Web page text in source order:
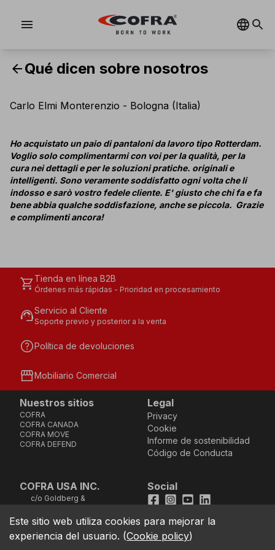
menu
arrow_backQué dicen sobre nosotros
Carlo Elmi Monterenzio - Bologna (Italia)
Ho acquistato un paio di pantaloni da lavoro tipo Rotterdam.
Voglio solo complimentarmi con voi per la qualità, per la
cura nei dettagli e per lesoluzioni pratiche. originali e
intelligenti. Sono veramente soddisfatto ogni volta che li
indosso e sarò vostro fedele cliente. E' giusto che chi fae fa
bene abbia qualche soddisfazione, anche se piccola. Grazie
e complimenti ancora!
shopping_cartTienda en línea B2B
Órdenes más rápidas - Prioridad en procesamiento
support_agentServicio al Cliente
Soporte previo y posterior a la venta
helpPolítica de devoluciones
storefrontMobiliario Comercial
Nuestros sitios
COFRA
COFRA CANADA
COFRA MOVE
COFRA DEFEND
Legal
Privacy
Cookie
Informe de sostenibilidad
Código de Conducta
COFRA USA INC.
location_on
c/o Goldberg &
Vreeland Road, Suite
211 - Florham Park, NJ
07932 (Address not
Social
Facebook
Instagram
YoutubeLinkedIn
Este sitio web utiliza cookies para mejorar la
experiencia del usuario. (Cookie policy)